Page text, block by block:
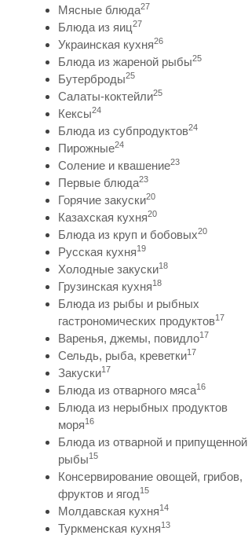
Мясные блюда27
Блюда из яиц27
Украинская кухня26
Блюда из жареной рыбы25
Бутерброды25
Салаты-коктейли25
Кексы24
Блюда из субпродуктов24
Пирожные24
Соление и квашение23
Первые блюда23
Горячие закуски20
Казахская кухня20
Блюда из круп и бобовых20
Русская кухня19
Холодные закуски18
Грузинская кухня18
Блюда из рыбы и рыбных
гастрономических продуктов17
Варенья, джемы, повидло17
Сельдь, рыба, креветки17
Закуски17
Блюда из отварного мяса16
Блюда из нерыбных продуктов
моря16
Блюда из отварной и припущенной
рыбы15
Консервирование овощей, грибов,
фруктов и ягод15
Молдавская кухня14
Туркменская кухня13